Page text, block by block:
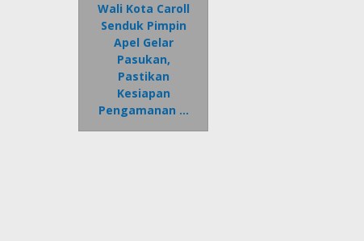
Wali Kota Caroll
Senduk Pimpin
Apel Gelar
Pasukan,
Pastikan
Kesiapan
Pengamanan …